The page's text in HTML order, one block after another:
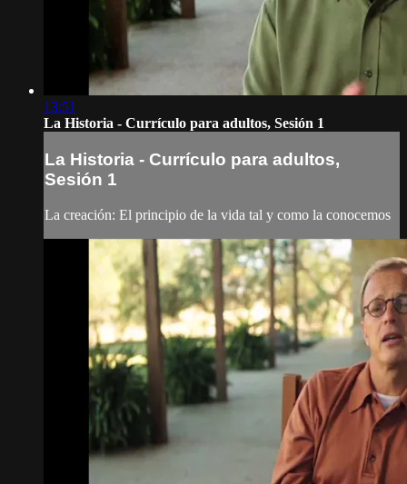
13:51
La Historia - Currículo para adultos, Sesión 1
La Historia - Currículo para adultos,
Sesión 1
La creación: El principio de la vida tal y como la conocemos